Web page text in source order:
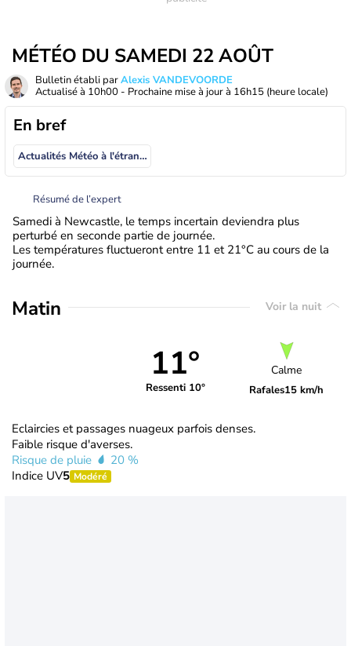
MÉTÉO DU SAMEDI 22 AOÛT
Bulletin établi parAlexis VANDEVOORDE
Actualisé à 10h00 - Prochaine mise à jour à 16h15 (heure locale)
En bref
Actualités Météo à l'étranger
Résumé de l’expert
Samedi à Newcastle, le temps incertain deviendra plus
perturbé en seconde partie de journée.
Les températures fluctueront entre 11 et 21°C au cours de la
journée.
Matin Voir la nuit
11°
Ressenti 10°
Calme
Rafales15 km/h
Eclaircies et passages nuageux parfois denses.
Faible risque d'averses.
Risque de pluie
20 %
Indice UV5 Modéré